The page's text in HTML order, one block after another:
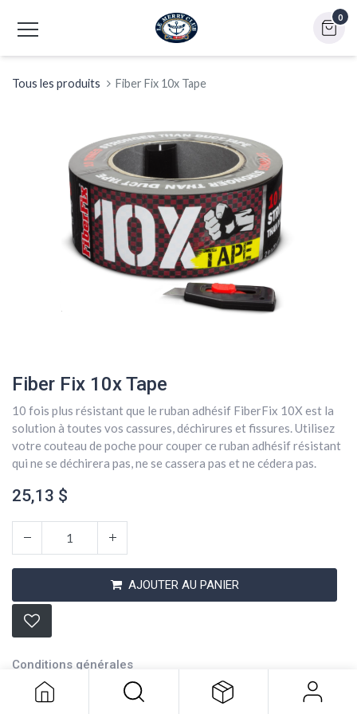
0
Tous les produits Fiber Fix 10x Tape
Fiber Fix 10x Tape
10 fois plus résistant que le ruban adhésif FiberFix 10X est la
solution à toutes vos cassures, déchirures et fissures. Utilisez
votre couteau de poche pour couper ce ruban adhésif résistant
qui ne se déchirera pas, ne se cassera pas et ne cédera pas.
25,13 $
AJOUTER AU PANIER
Conditions générales
Expédition : 2-3 jours ouvrables